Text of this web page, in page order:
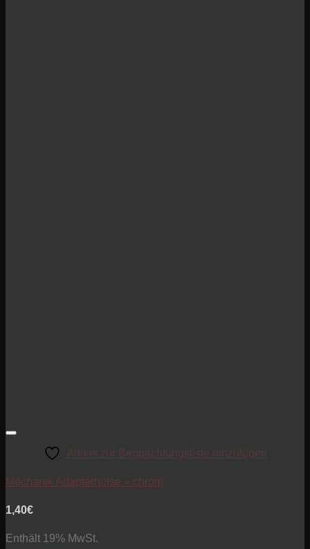
Artikel zur Beobachtungsliste hinzufügen
Mechanik Adapterhülse – chrom
1,40€
Enthält 19% MwSt.